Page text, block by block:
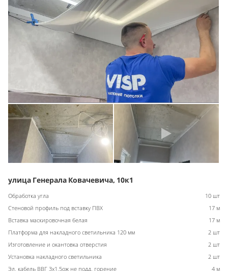
улица Генерала Ковачевича, 10к1
Обработка угла
10 шт
Стеновой профиль под вставку ПВХ
17 м
Вставка маскировочная белая
17 м
Платформа для накладного светильника 120 мм
2 шт
Изготовление и окантовка отверстия
2 шт
Установка накладного светильника
2 шт
Эл. кабель ВВГ 3х1.5ож не подд. горение
4 м